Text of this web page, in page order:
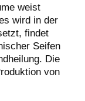
weist
wird in der
findet
Seifen
Die
von